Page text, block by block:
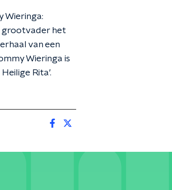
Wieringa:
grootvader het
van een
Wieringa is
Rita’.